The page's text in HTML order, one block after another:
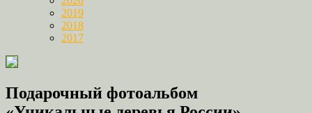
2019
2018
2017
Подарочный фотоальбом